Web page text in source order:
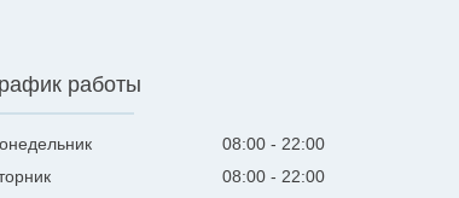
работы
08:00
22:00
08:00
22:00